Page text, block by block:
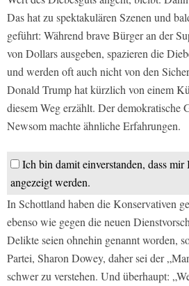
Das hat zu spektakulären Szenen und
geführt: Während brave Bürger an der
von Dollars ausgeben, spazieren die
und werden oft auch nicht von den
Donald Trump hat kürzlich von einem
diesem Weg erzählt. Der demokratische
Newsom machte ähnliche Erfahrungen.
Ich bin damit einverstanden, dass
angezeigt werden.
In Schottland haben die Konservativen
ebenso wie gegen die neuen
Delikte seien ohnehin genannt worden,
Partei, Sharon Dowey, daher sei der
schwer zu verstehen. Und überhaupt: